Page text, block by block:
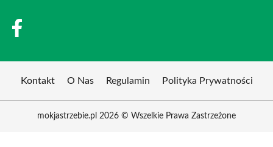
Kontakt O Nas Regulamin Polityka Prywatności
mokjastrzebie.pl 2026 © Wszelkie Prawa Zastrzeżone